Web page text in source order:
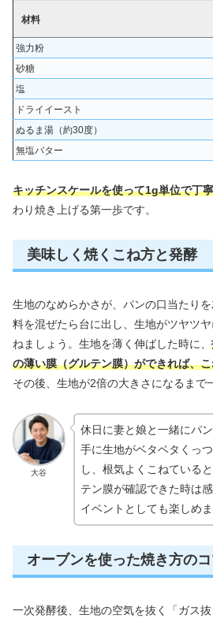
材料
強力粉
砂糖
塩
ドライイースト
ぬるま湯（約30度）
無塩バター
キッチンスケールを使って1g単位で丁
わり焼き上げる第一歩です。
美味しく焼くこね方と発酵
生地のなめらかさが、パンの口当たり
料を混ぜたら台に出し、生地がツヤツ
ねましょう。生地を薄く伸ばした時に、
の薄い膜（グルテン膜）ができれば、
その後、生地が2倍の大きさになるまで
大谷
休日に妻と娘と一緒にパ
手に生地がベタベタくっ
し、根気よくこねている
テン膜が確認できた時は
イベントとしても楽しめま
オーブンを使った焼き方の
一次発酵後、生地の空気を抜く「ガス